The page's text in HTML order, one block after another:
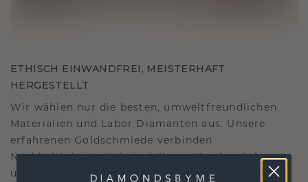
ETHISCH EINWANDFREI, MEISTERHAFT
HERGESTELLT
Wir wählen nur die besten, umweltfreundlichen
Materialien und Labor Diamanten aus. Unsere
erfahrenen Goldschmiede verbinden
Nachhaltigkeit mit beispielloser Handwerkskunst
und stellen so sicher, dass Ihr Schmuck ebenso